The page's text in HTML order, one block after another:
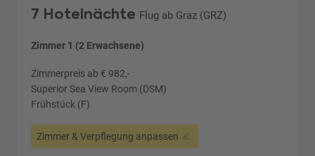
7 Hotelnächte Flug ab Graz (GRZ)
Zimmer 1 (2 Erwachsene)
Zimmerpreis ab € 982,-
Superior Sea View Room (DSM)
Frühstück (F)
Zimmer & Verpflegung anpassen